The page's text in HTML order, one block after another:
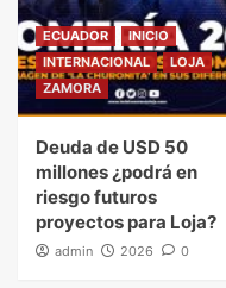
ECUADOR
INICIO
INTERNACIONAL
LOJA
ZAMORA
Deuda de USD 50
millones ¿podrá en
riesgo futuros
proyectos para Loja?
admin 2026 0